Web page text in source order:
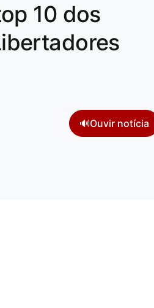
10 dos
🔊Ouvir notícia